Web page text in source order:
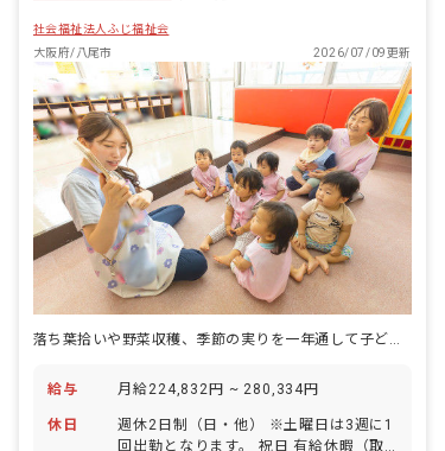
わたる人格形成の基礎を培う重要なもの
だと考えています。 この大事な時期を一
緒に過ごす責任を自覚し、職員と子ども
たちが一つの家族のように仲良く楽しく
過ごせるように心がけています。 子ども
たちや保護者の方々と、いつも・そば
に・一緒になって「喜び・悲しみ・悩
み」を共有できる家族のような存在を目
指しています。 3.地域に信頼され愛され
る施設 地域の方と積極的に交流を深め、
運営方針にご理解とご協力をいただき、
町全体で子育てを支援できるような環境
を目指しています。 4.職員が楽しく働け
ること お父さんお母さんの代わりとして
たくさんの時間を子どもたちと一緒に過
ごす我々職員は、常に子どもたちのお手
「保育の質の向上」につながります。
我々職員が明るく楽しく仕事をしてこ
そ、子どもたちがのびのび・わくわく・
社会福祉法人ふじ福祉会
大阪府/八尾市
2026/07/09更新
給与 月給224,832円 ~ 280,334円
休日
週休2日制（日・他） ※土曜日は3週に1
回出勤となります。 祝日 有給休暇（取